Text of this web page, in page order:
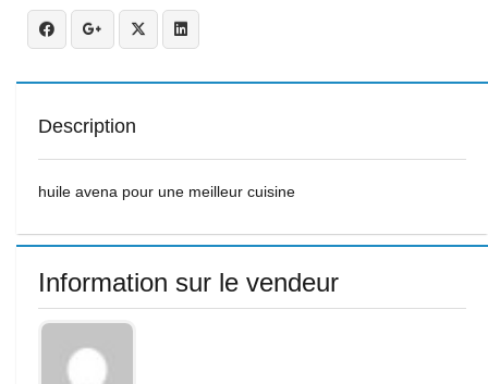
Description
huile avena pour une meilleur cuisine
Information sur le vendeur